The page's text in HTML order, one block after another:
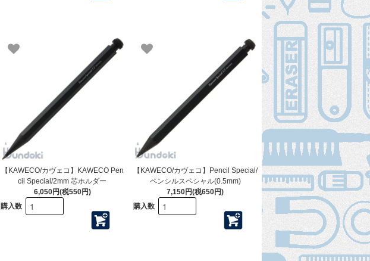
【KAWECO/カヴェコ】KAWECO Pen
cil Special/2mm 芯ホルダー
6,050円(税550円)
購入数
【KAWECO/カヴェコ】Pencil Special/
ペンシルスペシャル(0.5mm)
7,150円(税650円)
購入数